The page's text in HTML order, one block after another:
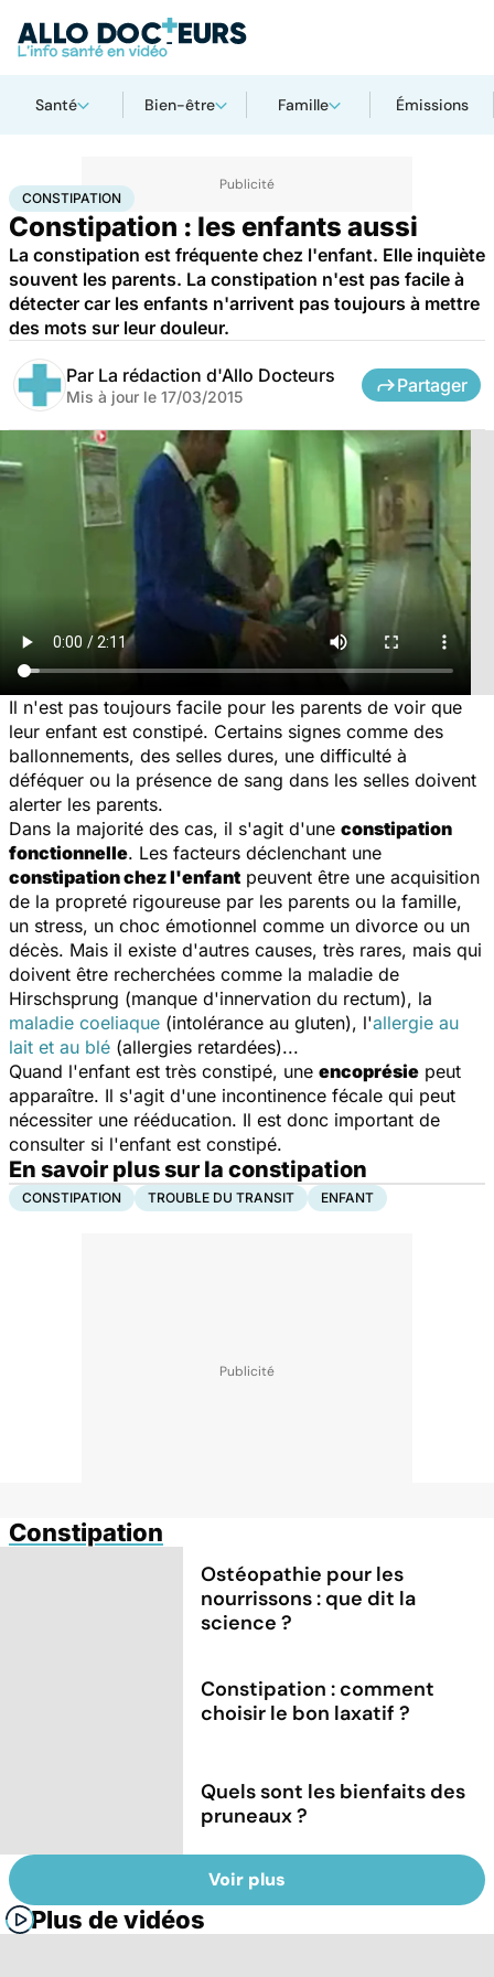
Santé Bien-être Famille Émissions
AccueilFamilleEnfant Constipation
CONSTIPATION
Constipation : les enfants aussi
La constipation est fréquente chez l'enfant. Elle inquiète
souvent les parents. La constipation n'est pas facile à
détecter car les enfants n'arrivent pas toujours à mettre
des mots sur leur douleur.
Par La rédaction d'Allo Docteurs
Mis à jour le 17/03/2015
Partager
Il n'est pas toujours facile pour les parents de voir que
leur enfant est constipé. Certains signes comme des
ballonnements, des selles dures, une difficulté à
déféquer ou la présence de sang dans les selles doivent
alerter les parents.
Dans la majorité des cas, il s'agit d'une constipation
fonctionnelle. Les facteurs déclenchant une
constipation chez l'enfant peuvent être une acquisition
de la propreté rigoureuse par les parents ou la famille,
un stress, un choc émotionnel comme un divorce ou un
décès. Mais il existe d'autres causes, très rares, mais qui
doivent être recherchées comme la maladie de
Hirschsprung (manque d'innervation du rectum), la
maladie coeliaque (intolérance au gluten), l'allergie au
lait et au blé (allergies retardées)...
Quand l'enfant est très constipé, une encoprésie peut
apparaître. Il s'agit d'une incontinence fécale qui peut
nécessiter une rééducation. Il est donc important de
consulter si l'enfant est constipé.
En savoir plus sur la constipation
CONSTIPATION TROUBLE DU TRANSIT ENFANT
Constipation
Ostéopathie pour les
nourrissons : que dit la
science ?
Constipation : comment
choisir le bon laxatif ?
Quels sont les bienfaits des
pruneaux ?
Voir plus
Plus de vidéos